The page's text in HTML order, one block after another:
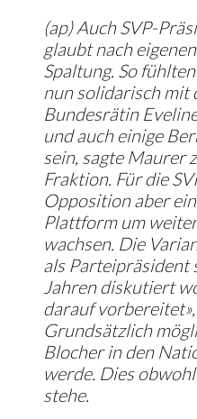
(ap) Auch SVP-
glaubt nach
Spaltung. So
nun solidarisch mit
Bundesrätin
und auch einige
sein, sagte Maurer
Fraktion. Für die
Opposition aber
Plattform um
wachsen. Die
als Parteipräsident
Jahren diskutiert
darauf
Grundsätzlich
Blocher in den
werde. Dies
stehe.